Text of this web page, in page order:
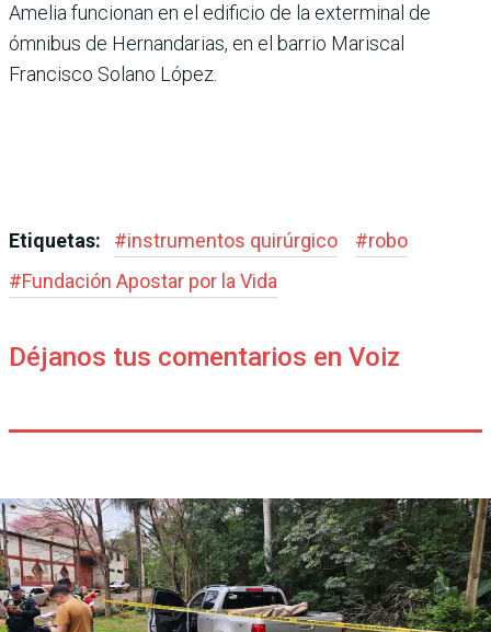
Amelia funcionan en el edificio de la exterminal de
ómnibus de Hernandarias, en el barrio Mariscal
Francisco Solano López.
Etiquetas: #instrumentos quirúrgico #robo
#Fundación Apostar por la Vida
Déjanos tus comentarios en Voiz